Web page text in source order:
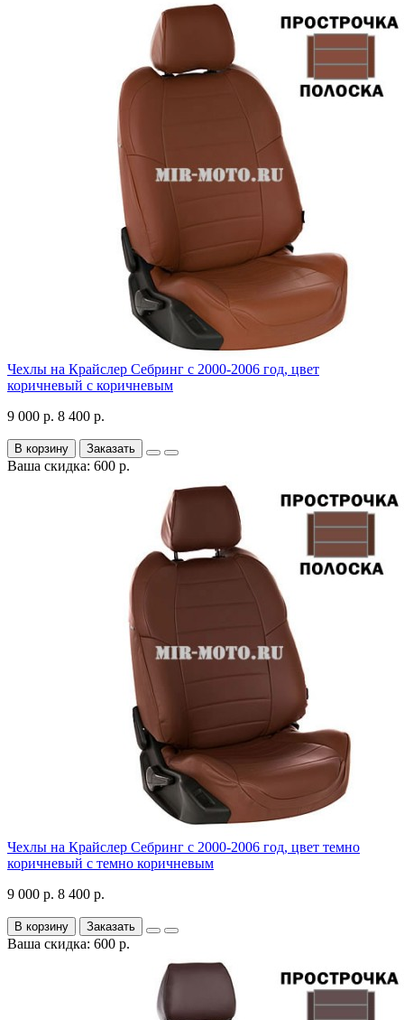
Чехлы на Крайслер Себринг с 2000-2006 год, цвет
коричневый с коричневым
9 000 р. 8 400 р.
В корзину Заказать
Ваша скидка: 600 р.
Чехлы на Крайслер Себринг с 2000-2006 год, цвет темно
коричневый с темно коричневым
9 000 р. 8 400 р.
В корзину Заказать
Ваша скидка: 600 р.